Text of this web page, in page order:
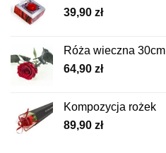
39,90 zł
Róża wieczna 30cm
64,90 zł
Kompozycja rożek
89,90 zł